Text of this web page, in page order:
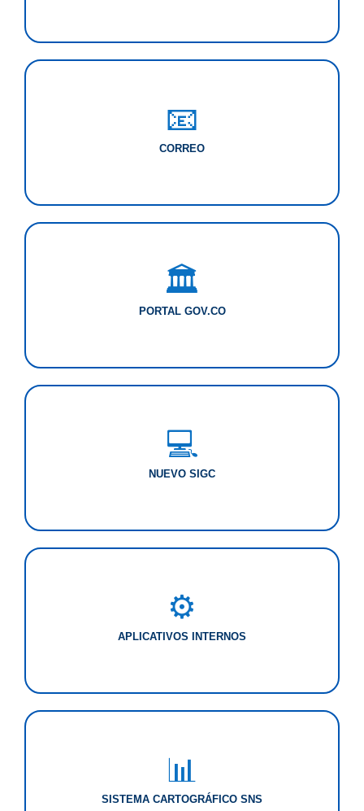
📧
CORREO
🏛️
PORTAL GOV.CO
💻
NUEVO SIGC
⚙️
APLICATIVOS INTERNOS
📊
SISTEMA CARTOGRÁFICO SNS